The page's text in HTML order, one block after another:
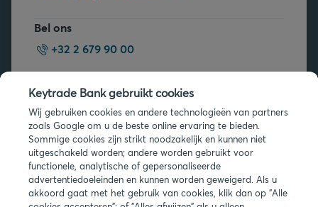
Bel ons
+32 2 679 90 00
Veelgestelde vragen
Keytrade Bank gebruikt cookies
Wij gebruiken cookies en andere technologieën van partners
zoals Google om u de beste online ervaring te bieden.
Sommige cookies zijn strikt noodzakelijk en kunnen niet
uitgeschakeld worden; andere worden gebruikt voor
functionele, analytische of gepersonaliseerde
advertentiedoeleinden en kunnen worden geweigerd. Als u
akkoord gaat met het gebruik van cookies, klik dan op "Alle